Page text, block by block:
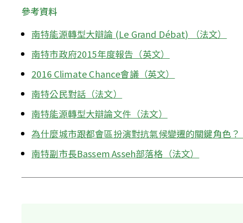
參考資料
南特能源轉型大辯論 (Le Grand Débat) （法文）
南特市政府2015年度報告（英文）
2016 Climate Chance會議（英文）
南特公民對話（法文）
南特能源轉型大辯論文件（法文）
為什麼城市跟都會區扮演對抗氣候變遷的關鍵角色
南特副市長Bassem Asseh部落格（法文）